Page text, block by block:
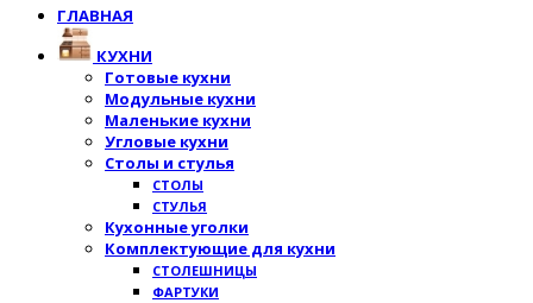
ГЛАВНАЯ
КУХНИ
Готовые кухни
Модульные кухни
Маленькие кухни
Угловые кухни
Столы и стулья
СТОЛЫ
СТУЛЬЯ
Кухонные уголки
Комплектующие для кухни
СТОЛЕШНИЦЫ
ФАРТУКИ